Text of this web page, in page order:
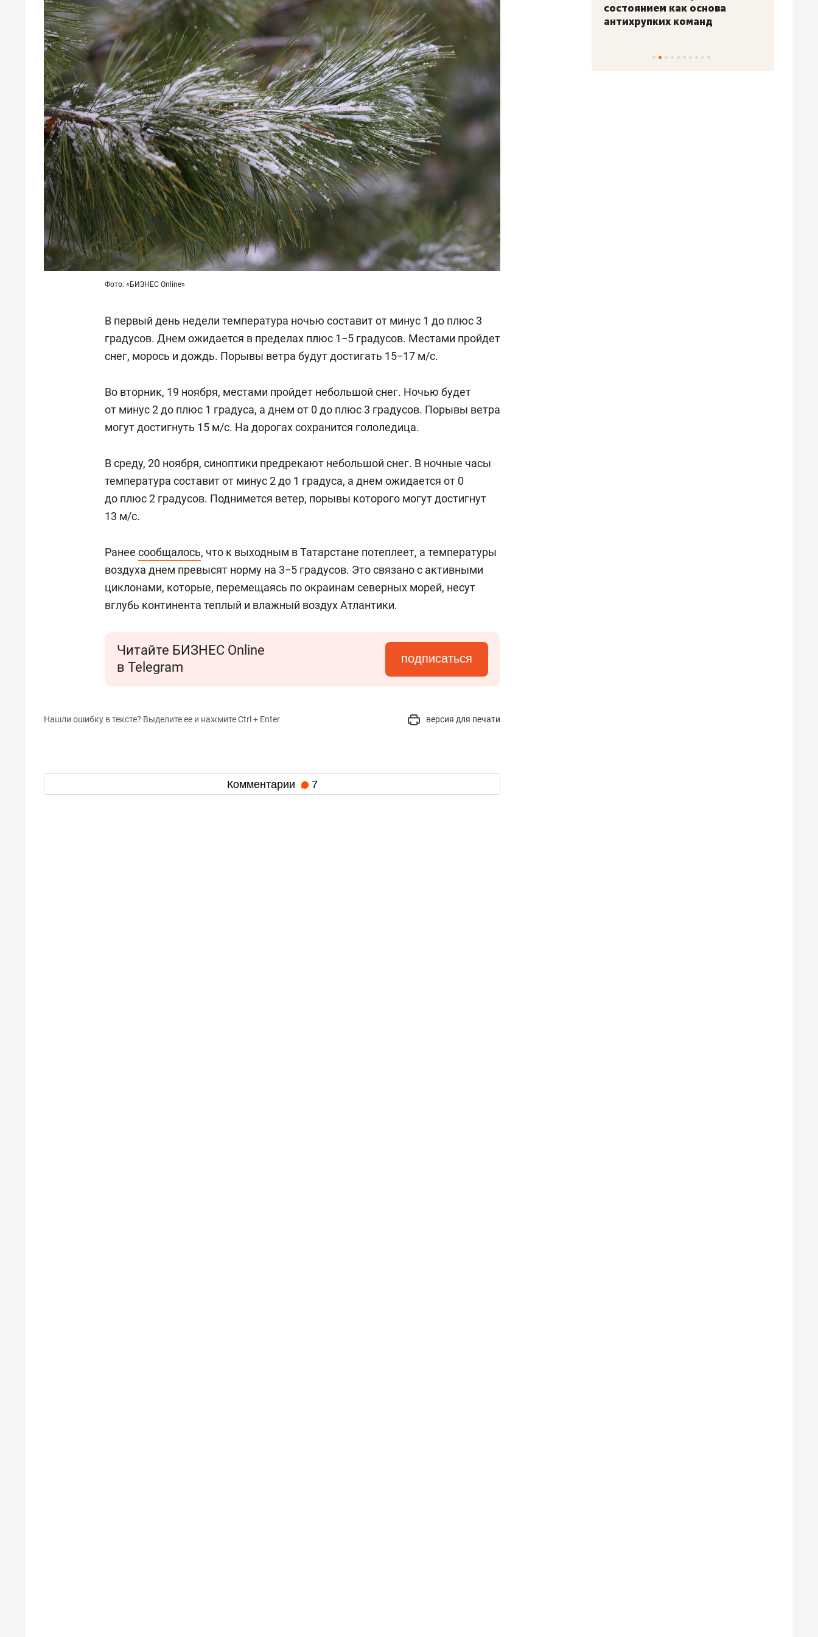
Фото: «БИЗНЕС Online»
В первый день недели температура ночью составит от минус 1 до плюс 3
градусов. Днем ожидается в пределах плюс 1−5 градусов. Местами пройдет
снег, морось и дождь. Порывы ветра будут достигать 15−17 м/с.
Во вторник, 19 ноября, местами пройдет небольшой снег. Ночью будет
от минус 2 до плюс 1 градуса, а днем от 0 до плюс 3 градусов. Порывы ветра
могут достигнуть 15 м/с. На дорогах сохранится гололедица.
В среду, 20 ноября, синоптики предрекают небольшой снег. В ночные часы
температура составит от минус 2 до 1 градуса, а днем ожидается от 0
до плюс 2 градусов. Поднимется ветер, порывы которого могут достигнут
13 м/с.
Ранее сообщалось, что к выходным в Татарстане потеплеет, а температуры
воздуха днем превысят норму на 3−5 градусов. Это связано с активными
циклонами, которые, перемещаясь по окраинам северных морей, несут
вглубь континента теплый и влажный воздух Атлантики.
Читайте БИЗНЕС Online
в Telegram
подписаться
Нашли ошибку в тексте? Выделите ее и нажмите Ctrl + Enter версия для печати
Комментарии 7
состоянием как основа
антихрупких команд
«Гонка Героев»